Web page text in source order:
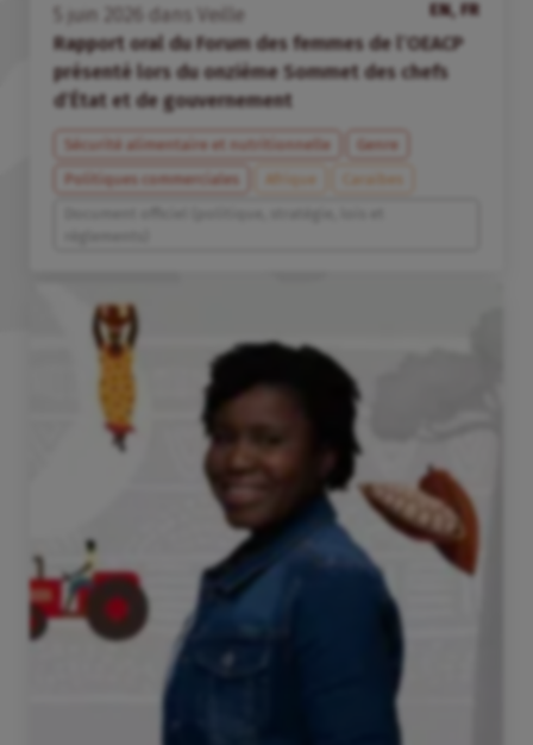
EN, FR
juin dans
Veille
Rapport oral du Forum des femmes de l’OEACP
présenté lors du onzième Sommet des chefs
d’État et de gouvernement
Sécurité alimentaire et nutritionnelle
Genre
Politiques commerciales
Afrique
Caraïbes